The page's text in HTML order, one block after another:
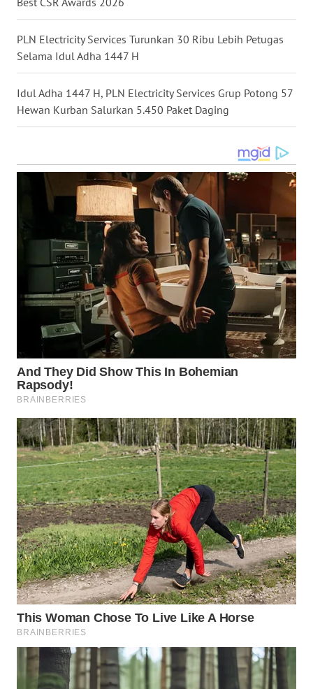
PLN Electricity Services Turunkan 30 Ribu Lebih Petugas
Selama Idul Adha 1447 H
Idul Adha 1447 H, PLN Electricity Services Grup Potong 57
Hewan Kurban Salurkan 5.450 Paket Daging
WN
MALUKU
WN
MALUT
WN
DANAU
WN
LANGKAT
WN
TAPANULI
SELATAN
WN
TANJUNG
LESUNG
WN
KARO
WN
SIMALUNGUN
WN
LABUHANBATU
WN
TAPANULI
TENGAH